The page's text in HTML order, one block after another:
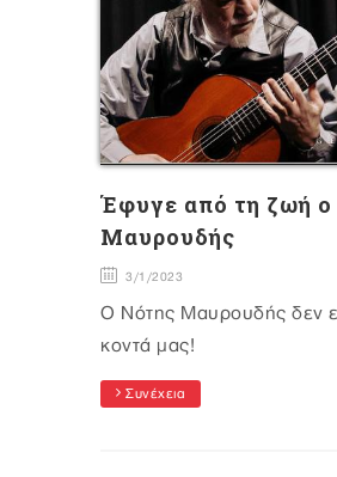
Έφυγε από τη ζωή
Μαυρουδής
3/1/2023
Ο Νότης Μαυρουδής δεν
κοντά μας!
Συνέχεια